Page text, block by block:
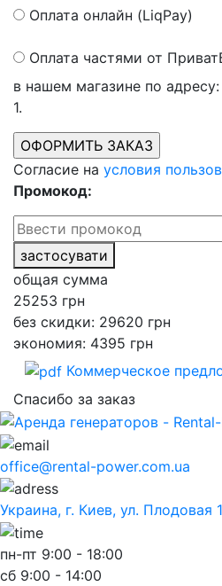
Оплата онлайн (LiqPay)
Оплата частями от
в нашем магазине по
1.
Согласие на условия
Промокод:
застосувати
общая сумма
25253 грн
без скидки: 29620 грн
экономия: 4395 грн
Коммерческое
Спасибо за заказ
office@rental-power.com.ua
Украина, г. Киев, ул. Плодовая 1
пн-пт 9:00 - 18:00
сб 9:00 - 14:00